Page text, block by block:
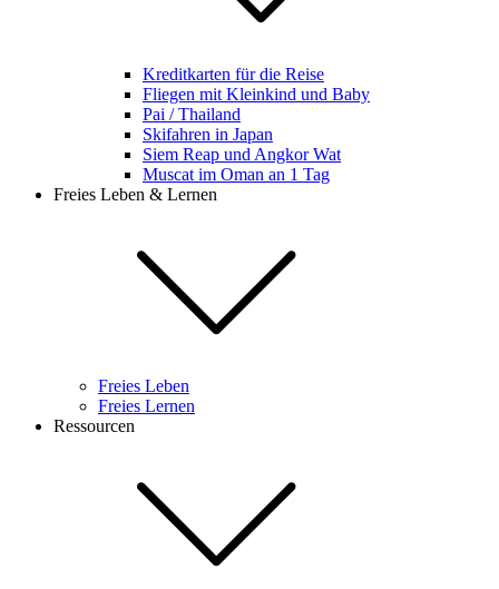
Kreditkarten für die Reise
Fliegen mit Kleinkind und Baby
Pai / Thailand
Skifahren in Japan
Siem Reap und Angkor Wat
Muscat im Oman an 1 Tag
Freies Leben & Lernen
Freies Leben
Freies Lernen
Ressourcen